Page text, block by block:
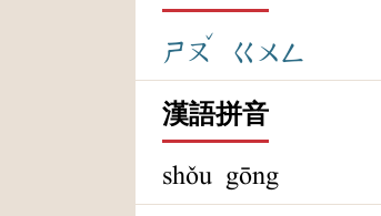
ㄕㄡ
ˇ
ㄍㄨㄥ
漢語拼音
shǒu gōng